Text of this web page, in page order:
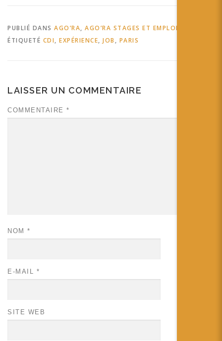
PUBLIÉ DANS AGO’RA, AGO’RA STAGES ET EMPLOIS
ÉTIQUETÉ CDI, EXPÉRIENCE, JOB , PARIS
LAISSER UN COMMENTAIRE
COMMENTAIRE *
NOM *
E-MAIL *
SITE WEB